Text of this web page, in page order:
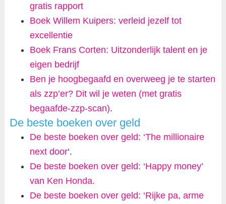
gratis rapport
Boek Willem Kuipers: verleid jezelf tot
excellentie
Boek Frans Corten: Uitzonderlijk talent en je
eigen bedrijf
Ben je hoogbegaafd en overweeg je te starten
als zzp’er? Dit wil je weten (met gratis
begaafde-zzp-scan).
De beste boeken over geld
De beste boeken over geld: ‘The millionaire
next door‘.
De beste boeken over geld: ‘Happy money’
van Ken Honda.
De beste boeken over geld: ‘Rijke pa, arme